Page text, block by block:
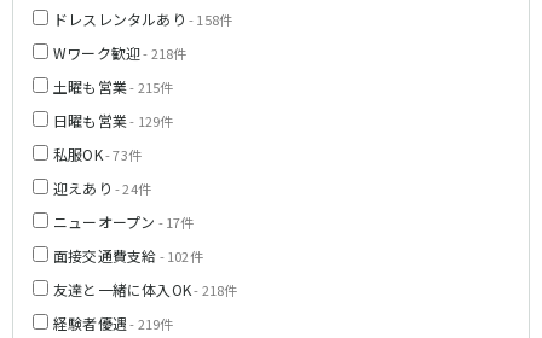
ドレスレンタルあり - 158件
Wワーク歓迎- 218件
土曜も営業- 215件
日曜も営業- 129件
私服OK- 73件
迎えあり - 24件
ニューオープン - 17件
面接交通費支給- 102件
友達と一緒に体入OK- 218件
経験者優遇- 219件
八柱駅
五香駅
横浜市営地下鉄ブルーライン
関内駅
伊勢佐木長者町駅
蒔田駅
みなとみらい線